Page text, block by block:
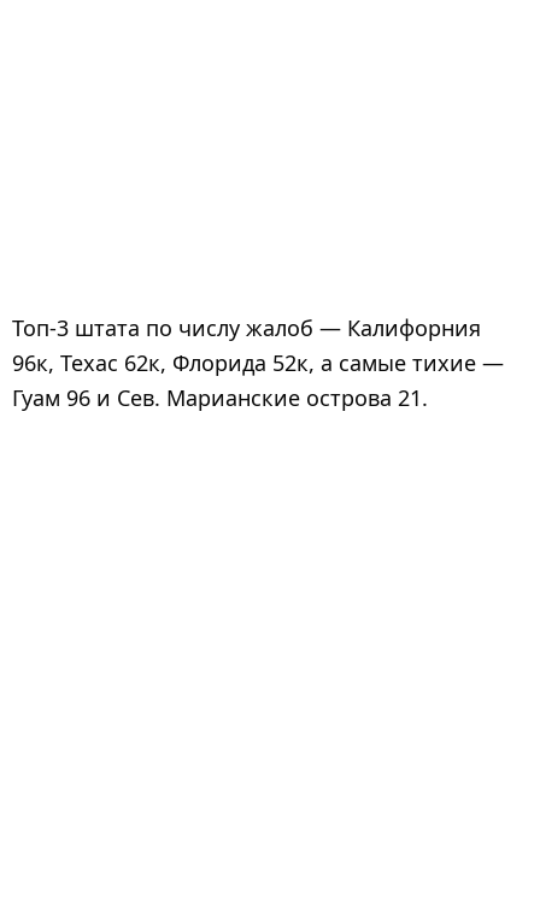
Топ-3 штата по числу жалоб — Калифорния
96к, Техас 62к, Флорида 52к, а самые тихие —
Гуам 96 и Сев. Марианские острова 21.